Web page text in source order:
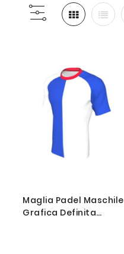
Maglia Padel Maschile
Grafica Definita